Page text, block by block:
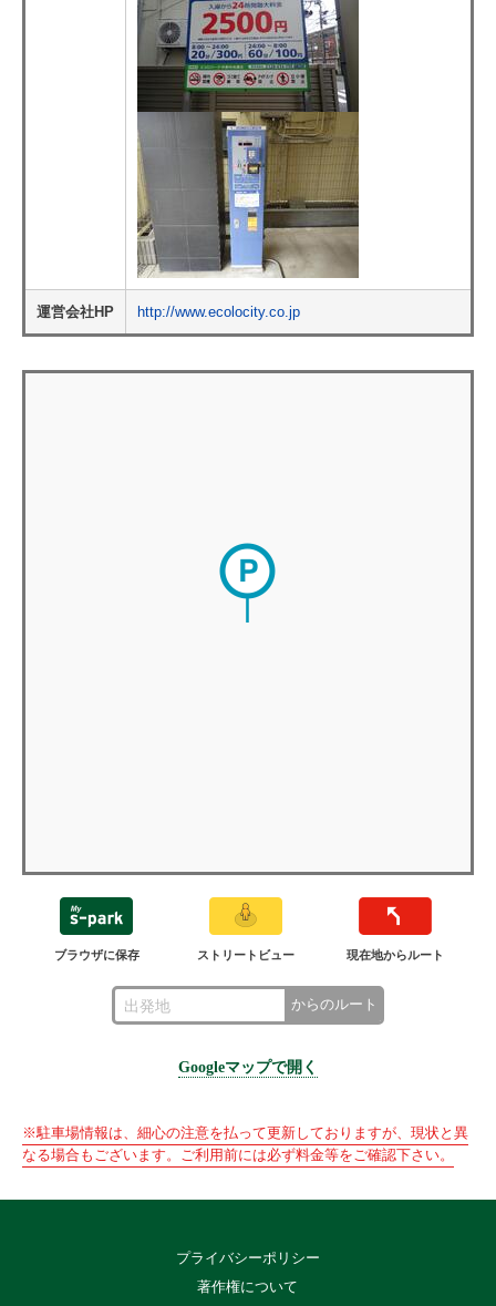
運営会社HP http://www.ecolocity.co.jp
ブラウザに保存 ストリートビュー 現在地からルート
からのルート
Googleマップで開く
※駐車場情報は、細心の注意を払って更新しておりますが、現状と異
なる場合もございます。ご利用前には必ず料金等をご確認下さい。
プライバシーポリシー
著作権について